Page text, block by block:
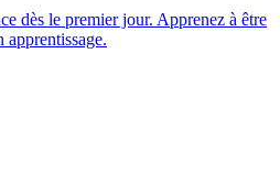
dès le premier jour. Apprenez à être
apprentissage.